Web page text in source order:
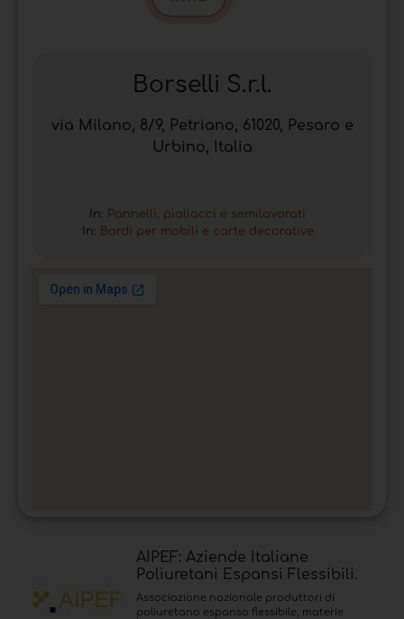
Borselli S.r.l.
via Milano, 8/9, Petriano, 61020, Pesaro e
Urbino, Italia
In: Pannelli, piallacci e semilavorati
In: Bordi per mobili e carte decorative
AIPEF: Aziende Italiane
Poliuretani Espansi Flessibili.
Associazione nazionale produttori di
poliuretano espanso flessibile, materie